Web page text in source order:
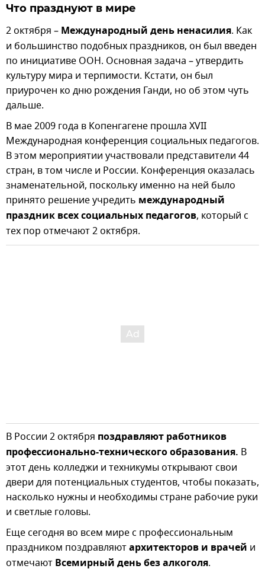
Что празднуют в мире
2 октября – Международный день ненасилия. Как
и большинство подобных праздников, он был введен
по инициативе ООН. Основная задача – утвердить
культуру мира и терпимости. Кстати, он был
приурочен ко дню рождения Ганди, но об этом чуть
дальше.
В мае 2009 года в Копенгагене прошла XVII
Международная конференция социальных педагогов.
В этом мероприятии участвовали представители 44
стран, в том числе и России. Конференция оказалась
знаменательной, поскольку именно на ней было
принято решение учредить международный
праздник всех социальных педагогов, который с
тех пор отмечают 2 октября.
В России 2 октября поздравляют работников
профессионально-технического образования. В
этот день колледжи и техникумы открывают свои
двери для потенциальных студентов, чтобы показать,
насколько нужны и необходимы стране рабочие руки
и светлые головы.
Еще сегодня во всем мире с профессиональным
праздником поздравляютархитекторов и врачей и
отмечают Всемирный день без алкоголя.